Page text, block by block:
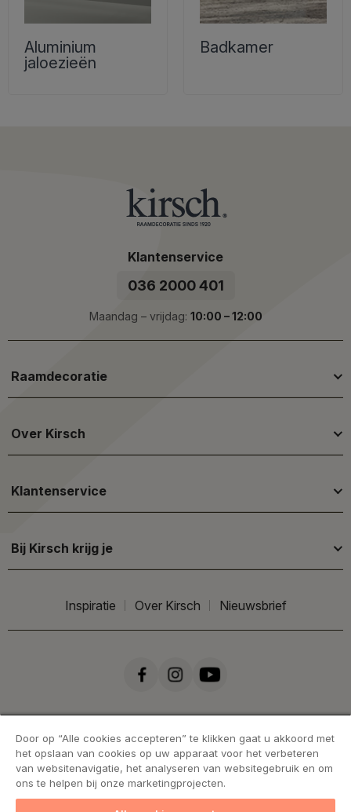
Aluminium
jaloezieën
Badkamer
Klantenservice
036 2000 401
Maandag – vrijdag: 10:00 – 12:00
Raamdecoratie
Over Kirsch
Klantenservice
Bij Kirsch krijg je
Inspiratie Over Kirsch Nieuwsbrief
Door op “Alle cookies accepteren” te klikken gaat u akkoord met
het opslaan van cookies op uw apparaat voor het verbeteren
van websitenavigatie, het analyseren van websitegebruik en om
ons te helpen bij onze marketingprojecten.